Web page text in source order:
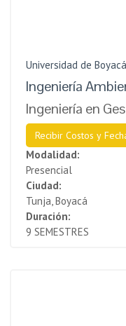
Universidad de Boyacá
Ingeniería
Ingeniería en
Recibir Costos y
Modalidad:
Presencial
Ciudad:
Tunja, Boyacá
Duración:
9 SEMESTRES